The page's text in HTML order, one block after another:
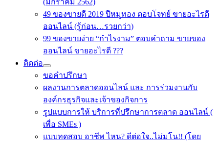
(มกราคม 2562)
49 ของขายดี 2019 ปีหมูทอง ตอบโจทย์ ขายอะไรดี
ออนไลน์ (รู้ก่อน…รวยกว่า)
99 ของขายง่าย “กำไรงาม” ตอบคำถาม ขายของ
ออนไลน์ ขายอะไรดี ???
ติดต่อ
ขอคำปรึกษา
ผลงานการตลาดออนไลน์ และ การร่วมงานกับ
องค์กรธุรกิจและเจ้าของกิจการ
รูปแบบการให้ บริการที่ปรึกษาการตลาด ออนไลน์ (
เพื่อ SMEs )
แบบทดสอบ อาชีพ ไหน? ดีต่อใจ..ไม่มโน!! (โดย